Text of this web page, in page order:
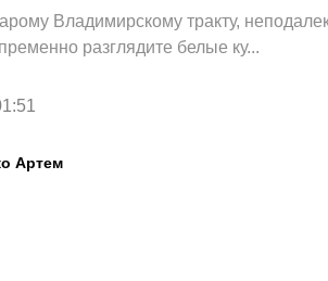
Владимирскому тракту,
разглядите белые ку...
Артем